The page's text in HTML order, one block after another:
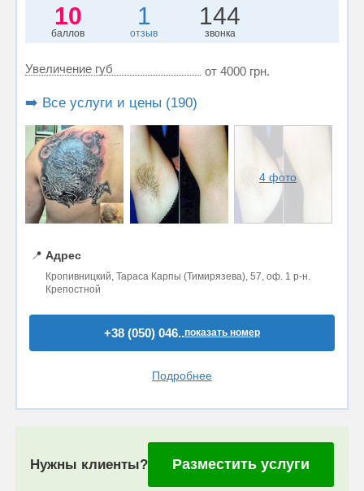
10
баллов
1
отзыв
144
звонка
Увеличение губ от 4000 грн.
➡️ Все услуги и цены (190)
4 фото
📍 Адрес
Кропивницкий, Тараса Карпы (Тимирязева), 57, оф. 1 р-н.
Крепостной
+38 (050) 046..показать номер
Подробнее
Нужны клиенты? Разместить услуги